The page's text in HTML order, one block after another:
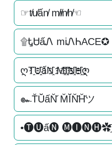
☞t̸u̸ấn̸ m̸i̸n̸h̸☜
۩ᎿᏌấᏁ miᏁᏂACE✪
ღT҈U҈҈ấN҈҈ M҈I҈҈N҈҈H҈҈ღ
๛T̆Ŭ̆ấN̆̆ M̆Ĭ̆N̆̆H̆̆ツ
•🅣🅤ấ🅝 🅜🅘🅝🅗✿҈